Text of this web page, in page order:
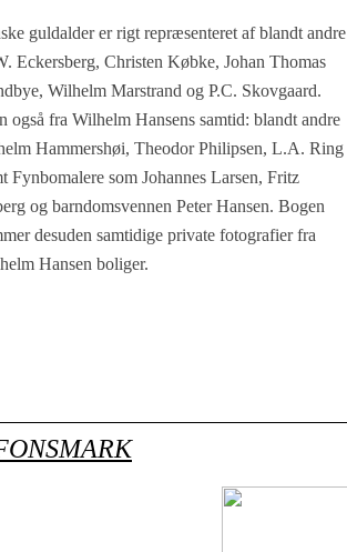
guldalder er rigt repræsenteret af blandt andre
Eckersberg, Christen Købke, Johan Thomas
Wilhelm Marstrand og P.C. Skovgaard.
også fra Wilhelm Hansens samtid: blandt andre
Hammershøi, Theodor Philipsen, L.A. Ring
Fynbomalere som Johannes Larsen, Fritz
og barndomsvennen Peter Hansen. Bogen
desuden samtidige private fotografier fra
Hansen boliger.